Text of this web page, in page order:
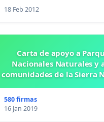
18 Feb 2012
Carta de apoyo a
Nacionales Naturales y
comunidades de la Sierra
580 firmas
16 Jan 2019